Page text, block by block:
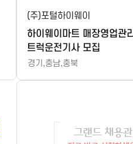
[남양주 진건읍] 청담축산 육가공(한
[재단법인 기빙플러스] 기빙플
OK마트(모란점)에서 함
식품유
(주)포털하이웨이
하이웨이마트 매장영업관
트럭운전기사 모집
경기,충남,충북